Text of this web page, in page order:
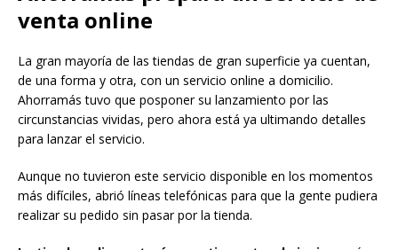
venta online
La gran mayoría de las tiendas de gran superficie ya cuentan,
de una forma y otra, con un servicio online a domicilio.
Ahorramás tuvo que posponer su lanzamiento por las
circunstancias vividas, pero ahora está ya ultimando detalles
para lanzar el servicio.
Aunque no tuvieron este servicio disponible en los momentos
más difíciles, abrió líneas telefónicas para que la gente pudiera
realizar su pedido sin pasar por la tienda.